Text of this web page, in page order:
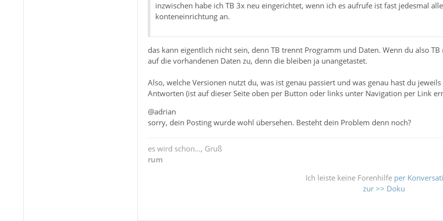
inzwischen habe ich TB 3x neu eingerichtet, wenn ich es aufrufe ist fast jedesmal
konteneinrichtung an.
das kann eigentlich nicht sein, denn TB trennt Programm und Daten. Wenn du also
auf die vorhandenen Daten zu, denn die bleiben ja unangetastet.
Also, welche Versionen nutzt du, was ist genau passiert und was genau hast du
Antworten (ist auf dieser Seite oben per Button oder links unter Navigation per Link
@adrian
sorry, dein Posting wurde wohl übersehen. Besteht dein Problem denn noch?
es wird schon..., Gruß
rum
Ich leiste keine Forenhilfe per
zur >> Doku